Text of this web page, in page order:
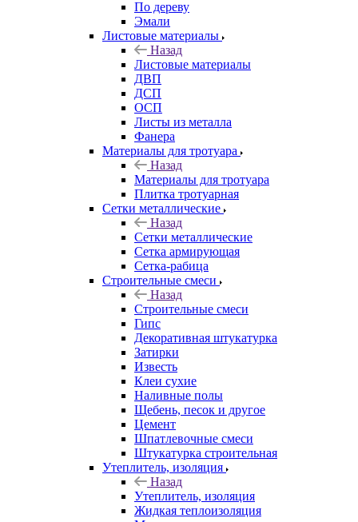
По дереву
Эмали
Листовые материалы
Назад
Листовые материалы
ДВП
ДСП
ОСП
Листы из металла
Фанера
Материалы для тротуара
Назад
Материалы для тротуара
Плитка тротуарная
Сетки металлические
Назад
Сетки металлические
Сетка армирующая
Сетка-рабица
Строительные смеси
Назад
Строительные смеси
Гипс
Декоративная штукатурка
Затирки
Известь
Клеи сухие
Наливные полы
Щебень, песок и другое
Цемент
Шпатлевочные смеси
Штукатурка строительная
Утеплитель, изоляция
Назад
Утеплитель, изоляция
Жидкая теплоизоляция